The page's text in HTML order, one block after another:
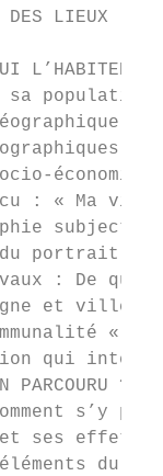
L’HABITENT
: « Ma vie
portrait
: De
et ville
«
qui
PARCOURU ?
s’y
ses effets
du